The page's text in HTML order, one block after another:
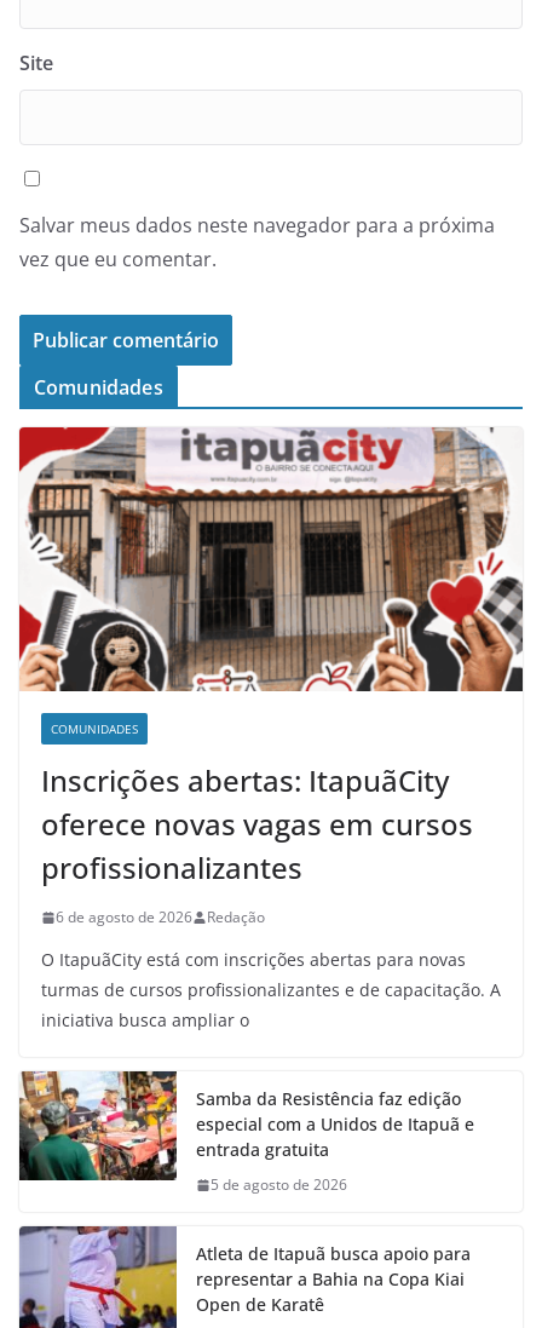
Site
Salvar meus dados neste navegador para a próxima
vez que eu comentar.
Comunidades
COMUNIDADES
Inscrições abertas: ItapuãCity
oferece novas vagas em cursos
profissionalizantes
6 de agosto de 2026 Redação
O ItapuãCity está com inscrições abertas para novas
turmas de cursos profissionalizantes e de capacitação. A
iniciativa busca ampliar o
Samba da Resistência faz edição
especial com a Unidos de Itapuã e
entrada gratuita
5 de agosto de 2026
Atleta de Itapuã busca apoio para
representar a Bahia na Copa Kiai
Open de Karatê